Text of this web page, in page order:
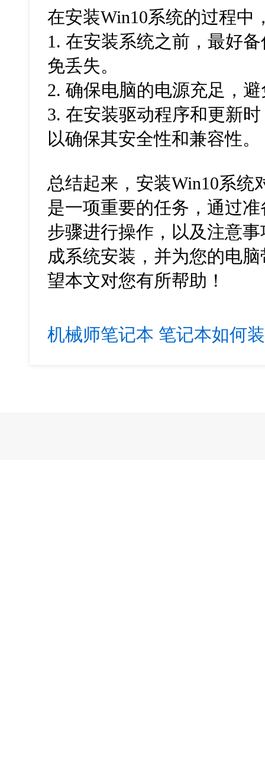
在安装Win10系统的过程
1. 在安装系统之前，最好
免丢失。
2. 确保电脑的电源充足，
3. 在安装驱动程序和更新
以确保其安全性和兼容性。
总结起来，安装Win10系统
是一项重要的任务，通过
步骤进行操作，以及注意
成系统安装，并为您的电
望本文对您有所帮助！
机械师笔记本 笔记本如何